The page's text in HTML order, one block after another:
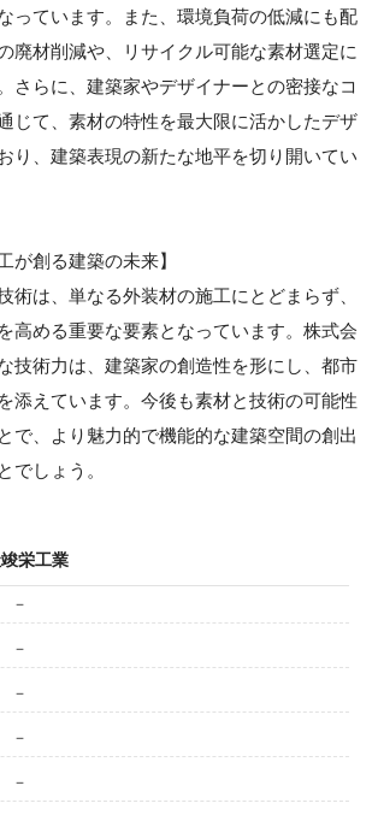
っています。また、環境負荷の低減にも配
廃材削減や、リサイクル可能な素材選定に
さらに、建築家やデザイナーとの密接なコ
じて、素材の特性を最大限に活かしたデザ
り、建築表現の新たな地平を切り開いてい
が創る建築の未来】
術は、単なる外装材の施工にとどまらず、
高める重要な要素となっています。株式会
技術力は、建築家の創造性を形にし、都市
添えています。今後も素材と技術の可能性
で、より魅力的で機能的な建築空間の創出
でしょう。
栄工業
－
－
－
－
－